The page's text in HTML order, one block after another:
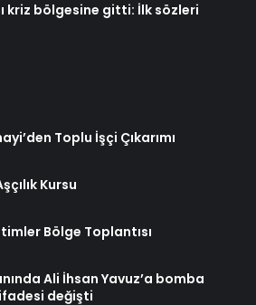
kriz bölgesine gitti: İlk sözleri
Toplu İşçi Çıkarımı
Kursu
Bölge Toplantısı
Ali İhsan Yavuz’a bomba
değişti